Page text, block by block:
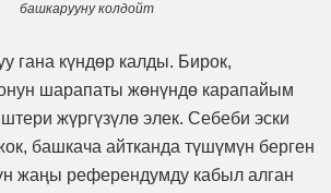
башкарууну колдойт
гана күндөр калды. Бирок,
шарапаты жөнүндө карапайым
жүргүзүлө элек. Себеби эски
башкача айтканда түшүмүн берген
жаңы референдумду кабыл алган